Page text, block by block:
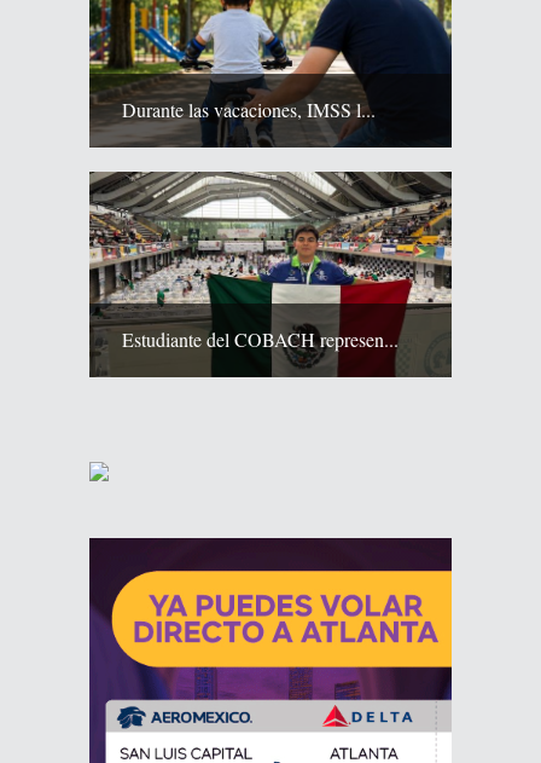
Durante las vacaciones, IMSS l...
Estudiante del COBACH represen...